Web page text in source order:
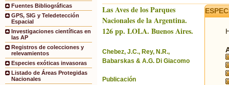
Fuentes Bibliográficas
GPS, SIG y Teledetección
Espacial
Investigaciones científicas en
las AP
Registros de colecciones y
relevamientos
Especies exóticas invasoras
Listado de Áreas Protegidas
Nacionales
Las Aves de los Parques
Nacionales de la Argentina.
126 pp. LOLA. Buenos Aires.
Chebez, J.C., Rey, N.R.,
Babarskas & A.G. Di Giacomo
Publicación